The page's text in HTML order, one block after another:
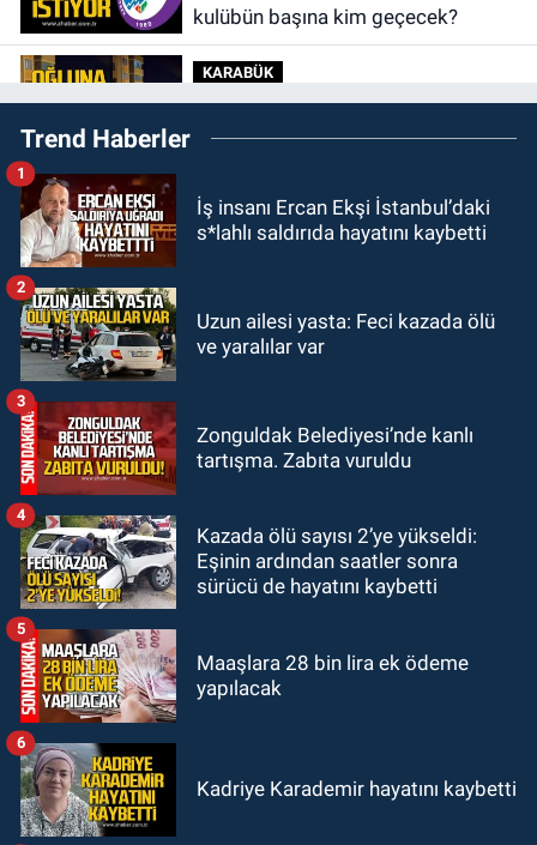
kulübün başına kim geçecek?
KARABÜK
11:45Karabük'te oğluna mesaj
attığını iddia ettiği genci darp etti.
10:14Polis Akademisi Başkanlığı
3 bin 250 polis öğrencisi alacak.
00:22Emirhan Erdem YENİ Parti İl
GÜNDEM
22:47 Günün notu!
Trend Haberler
İş insanı Ercan Ekşi İstanbul’daki
s*lahlı saldırıda hayatını kaybetti
1
Uzun ailesi yasta: Feci kazada ölü
ve yaralılar var
2
Zonguldak Belediyesi’nde kanlı
tartışma. Zabıta vuruldu
3
Kazada ölü sayısı 2’ye yükseldi:
Eşinin ardından saatler sonra
sürücü de hayatını kaybetti
4
Maaşlara 28 bin lira ek ödeme
yapılacak
5
Kadriye Karademir hayatını kaybetti
6